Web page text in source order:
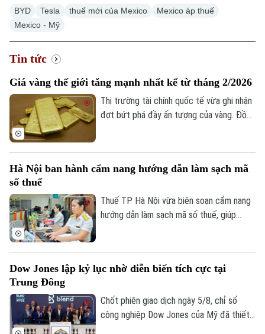
Chuyên mục
Thời sự
Hà Nội
BYD Tesla thuế mới của Mexico
Mexico áp thuế
Mexico - Mỹ
Tin tức
Giá vàng thế giới tăng mạnh nhất kể từ tháng 2/2026
Thị trường tài chính quốc tế vừa ghi nhận
đợt bứt phá đầy ấn tượng của vàng. Đồng
cho là các yếu tố làm thay đổi tâm lý của
Hà Nội ban hành cẩm nang hướng dẫn làm sạch mã
số thuế
Thuế TP Hà Nội vừa biên soạn cẩm nang
hướng dẫn làm sạch mã số thuế, giúp
trong quá trình thực hiện nghĩa vụ thuế.
Dow Jones lập kỷ lục nhờ diễn biến tích cực tại
Trung Đông
Chốt phiên giao dịch ngày 5/8, chỉ số
công nghiệp Dow Jones của Mỹ đã thiết